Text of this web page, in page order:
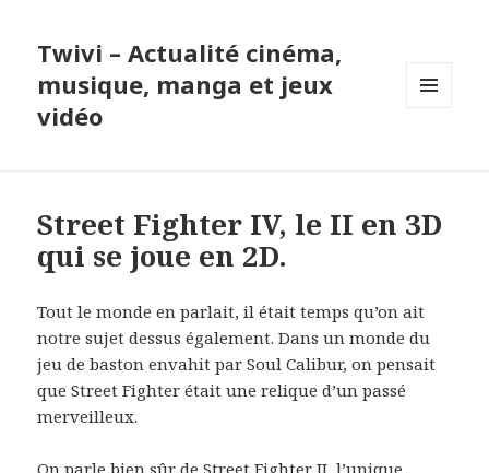
Twivi – Actualité cinéma,
musique, manga et jeux
vidéo
Street Fighter IV, le II en 3D
qui se joue en 2D.
Tout le monde en parlait, il était temps qu’on ait
notre sujet dessus également. Dans un monde du
jeu de baston envahit par Soul Calibur, on pensait
que Street Fighter était une relique d’un passé
merveilleux.